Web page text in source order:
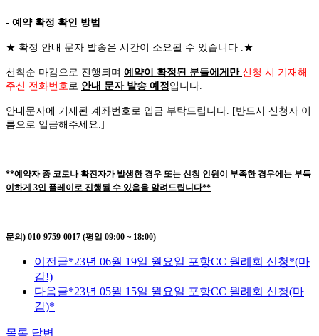
- 예약 확정 확인 방법
★ 확정 안내 문자 발송은 시간이 소요될 수 있습니다 .★
선착순 마감으로 진행되며 예약이 확정된 분들에게만 신청 시 기재해
주신 전화번호로 안내 문자 발송 예정입니다.
안내문자에 기재된 계좌번호로 입금 부탁드립니다. [반드시 신청자 이
름으로 입금해주세요.]
**예약자 중 코로나 확진자가 발생한 경우 또는 신청 인원이 부족한 경우에는 부득
이하게 3인 플레이로 진행될 수 있음을 알려드립니다**
문의) 010-9759-0017 (평일 09:00 ~ 18:00)
이전글*23년 06월 19일 월요일 포항CC 월례회 신청*(마
감!)
다음글*23년 05월 15일 월요일 포항CC 월례회 신청(마
감)*
목록 답변